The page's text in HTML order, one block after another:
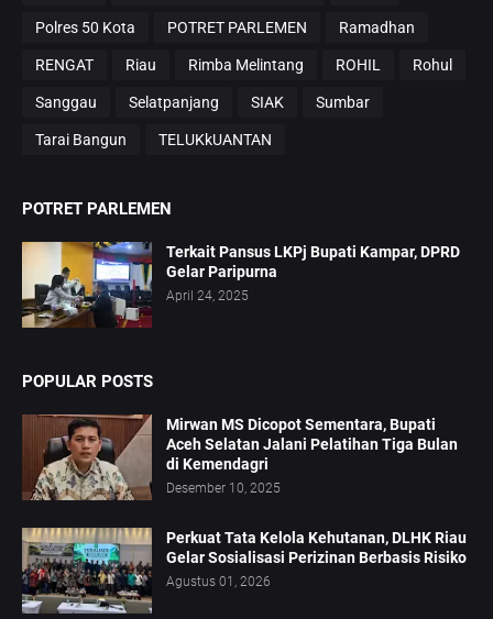
Polres 50 Kota POTRET PARLEMEN Ramadhan
RENGAT Riau Rimba Melintang ROHIL Rohul
Sanggau Selatpanjang SIAK Sumbar
Tarai Bangun TELUKkUANTAN
POTRET PARLEMEN
Terkait Pansus LKPj Bupati Kampar, DPRD
Gelar Paripurna
April 24, 2025
POPULAR POSTS
Mirwan MS Dicopot Sementara, Bupati
Aceh Selatan Jalani Pelatihan Tiga Bulan
di Kemendagri
Desember 10, 2025
Perkuat Tata Kelola Kehutanan, DLHK Riau
Gelar Sosialisasi Perizinan Berbasis Risiko
Agustus 01, 2026